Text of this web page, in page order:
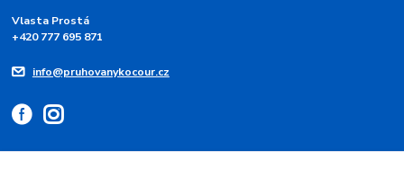
Vlasta Prostá
+420 777 695 871
info@pruhovanykocour.cz